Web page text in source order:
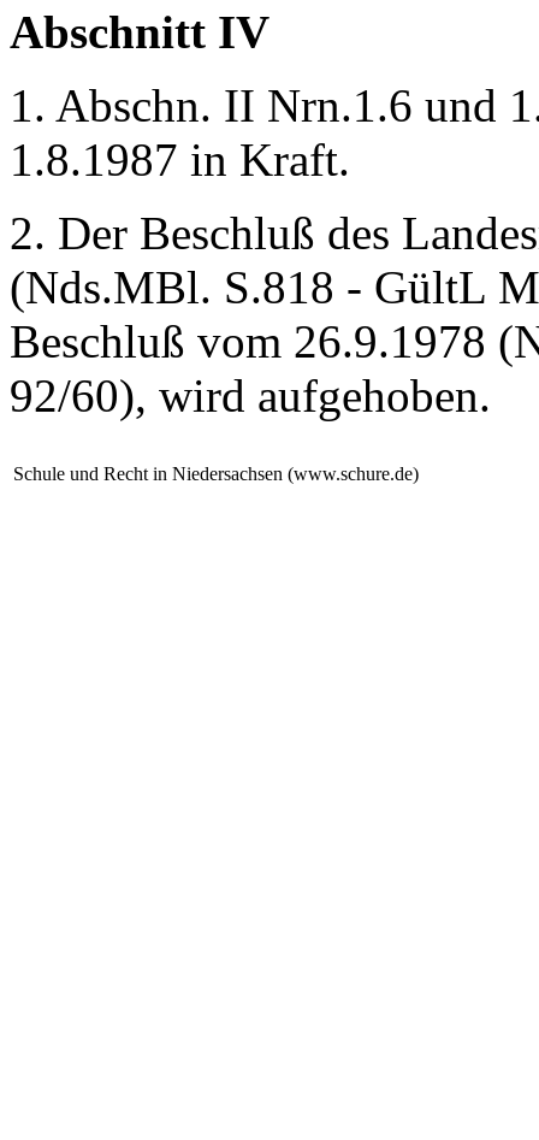
Abschnitt IV
1. Abschn. II Nrn.1.6 und
1.8.1987 in Kraft.
2. Der Beschluß des
(Nds.MBl. S.818 - GültL
Beschluß vom 26.9.1978
92/60), wird aufgehoben.
Schule und Recht in Niedersachsen (www.schure.de)